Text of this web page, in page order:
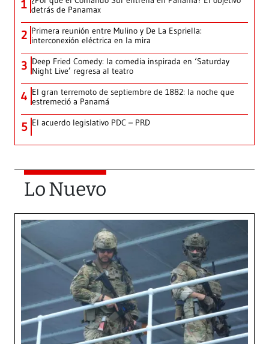
1 detrás de Panamax
2 Primera reunión entre Mulino y De La Espriella:
interconexión eléctrica en la mira
3 Deep Fried Comedy: la comedia inspirada en ‘Saturday
Night Live’ regresa al teatro
4 El gran terremoto de septiembre de 1882: la noche que
estremeció a Panamá
5 El acuerdo legislativo PDC – PRD
Lo Nuevo